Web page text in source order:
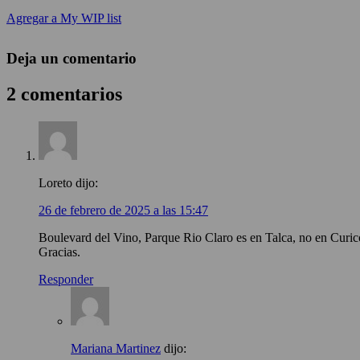
Agregar a My WIP list
Deja un comentario
2 comentarios
Loreto dijo:
26 de febrero de 2025 a las 15:47
Boulevard del Vino, Parque Rio Claro es en Talca, no en
Gracias.
Responder
Mariana Martinez dijo: